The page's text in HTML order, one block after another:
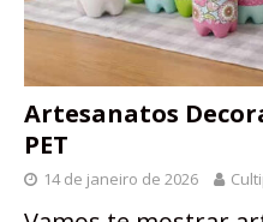
Artesanatos
PET
14 de janeiro de 2026